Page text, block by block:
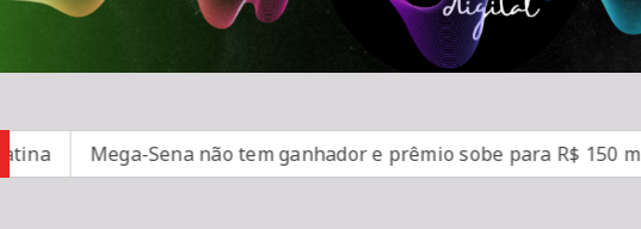
Mega-Sena não tem ganhador e prêmio sobe para R$ 150 milhões